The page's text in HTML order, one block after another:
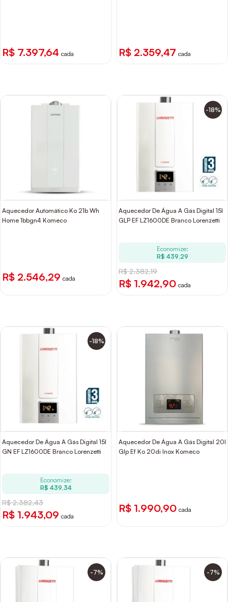
R$ 7.397,64 cada R$ 2.359,47 cada
Aquecedor Automático Ko 21b Wh
Home 1bbgn4 Komeco
R$ 2.546,29 cada
-18%
Aquecedor De Água A Gás Digital 15l
GLP EF LZ1600DE Branco Lorenzetti
Economize:
R$ 439,29
R$ 2.382,19
R$ 1.942,90 cada
-18%
Aquecedor De Água A Gás Digital 15l
GN EF LZ1600DE Branco Lorenzetti
Economize:
R$ 439,34
R$ 2.382,43
R$ 1.943,09 cada
Aquecedor De Água A Gás Digital 20l
Glp Ef Ko 20di Inox Komeco
R$ 1.990,90 cada
-7% -7%